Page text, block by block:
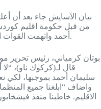
بيان الآسايش جاء بعد
من قبل حكومة اقليم
أحمد واتهمت القوات الأمنية التابعة لإقليم كوردستان باعتقاله.
بوتان كرمياني، رئيس تحرير
قال لـ(كركوك ناو)، “لا
سليمان أحمد بموجبها، لكي
واضاف “ابلغنا جميع
الاقليم. خاطبنا منفذ